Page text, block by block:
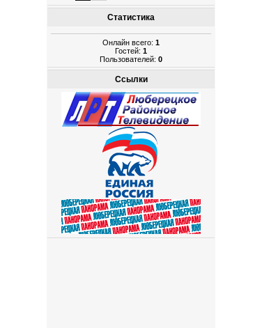
Статистика
Онлайн всего:1
Гостей:1
Пользователей:0
Ссылки